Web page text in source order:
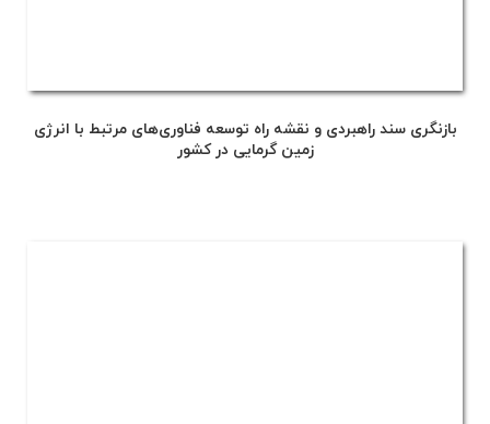
بازنگری سند راهبردی و نقشه راه توسعه فناوری‌های مرتبط با انرژی
زمین گرمایی در کشور